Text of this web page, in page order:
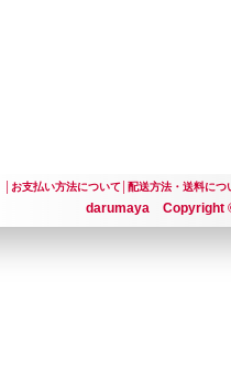
お支払い方法について│ 配送方法・送料につ
darumaya Copyright